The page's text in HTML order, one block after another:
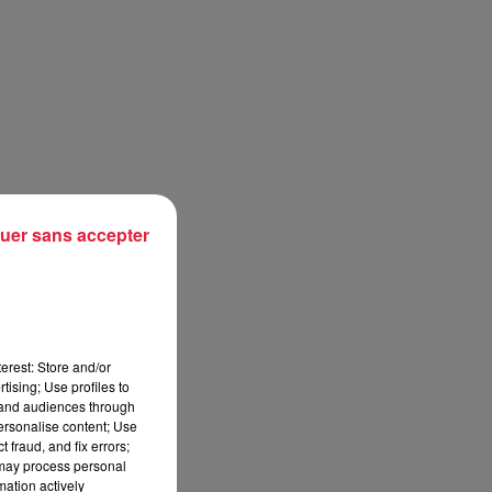
Store and/or
Use profiles to
audiences through
content; Use
fraud, and fix errors;
process personal
actively
sans accepter